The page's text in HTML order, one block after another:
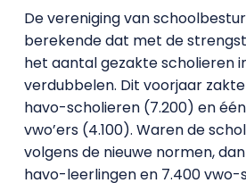
De vereniging van
berekende dat met de
het aantal gezakte scholieren
verdubbelen. Dit voorjaar
havo-scholieren (7.200) en
vwo’ers (4.100). Waren de
volgens de nieuwe normen,
havo-leerlingen en 7.400 vwo-